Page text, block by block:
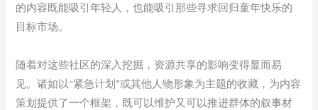
的内容既能吸引年轻人，也能吸引那些寻求回归童年快乐的
目标市场。
随着对这些社区的深入挖掘，资源共享的影响变得显而易
见。诸如以“紧急计划”或其他人物形象为主题的收藏，为内容
策划提供了一个框架，既可以维护又可以推进群体的叙事材